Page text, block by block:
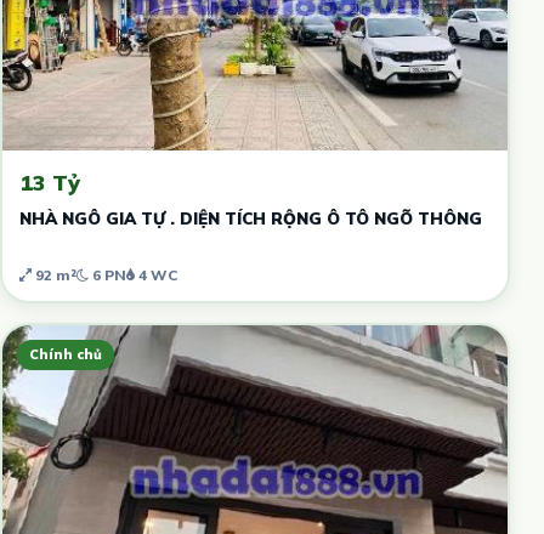
13 Tỷ
NHÀ NGÔ GIA TỰ . DIỆN TÍCH RỘNG Ô TÔ NGÕ THÔNG
92 m² 6 PN 4 WC
Chính chủ